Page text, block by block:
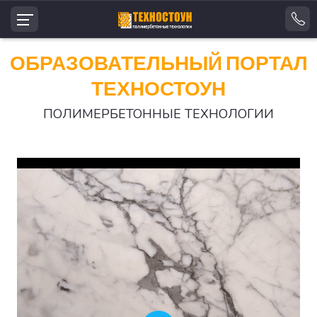
ОБРАЗОВАТЕЛЬНЫЙ ПОРТАЛ
ТЕХНОСТОУН
ПОЛИМЕРБЕТОННЫЕ ТЕХНОЛОГИИ